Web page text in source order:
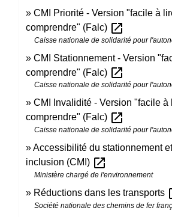
CMI Priorité - Version "facile à
comprendre" (Falc) open_in_new
Caisse nationale de solidarité pour
CMI Stationnement - Version
comprendre" (Falc) open_in_new
Caisse nationale de solidarité pour
CMI Invalidité - Version "facile à
comprendre" (Falc) open_in_new
Caisse nationale de solidarité pour
Accessibilité du stationnement
inclusion (CMI) open_in_new
Ministère chargé de l'environnement
Réductions dans les transports
Société nationale des chemins de fer